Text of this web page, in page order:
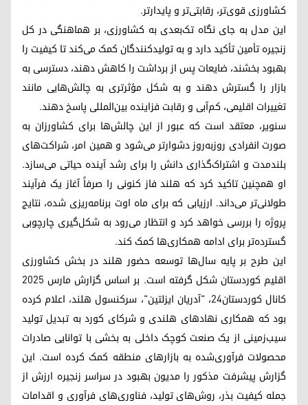
کشاورزی قوی‌تر، رقابتی‌تر و پایدارتر.
این مدل به جای نگاه تک‌بعدی به کشاورزی، بر هماهنگی در کل
زنجیره تأمین تأکید دارد و به تولیدکنندگان کمک می‌کند تا کیفیت را
بهبود بخشند، ضایعات پس از برداشت را کاهش دهند، دسترسی به
بازار را گسترش دهند و به شکل مؤثرتری به چالش‌هایی مانند
تغییرات اقلیمی، کم‌آبی و رقابت فزاینده بین‌المللی پاسخ دهند.
سنویر، معتقد است که عبور از این چالش‌ها برای کشاورزان به
صورت انفرادی روزبه‌روز دشوارتر می‌شود و همین امر، شراکت‌های
بلندمدت و اشتراک‌گذاری دانش را برای رشد آینده حیاتی می‌سازد.
او همچنین تاکید کرد که هلند فاز کنونی را صرفاً آغاز یک فرآیند
طولانی‌تر می‌داند. ارزیابی که برای ماه اوت برنامه‌ریزی شده، نتایج
پروژه را بررسی خواهد کرد و انتظار می‌رود به شکل‌گیری چارچوبی
گسترده‌تر برای ادامه همکاری‌ها کمک کند.
این طرح بر پایه سال‌ها توسعه حضور هلند در بخش کشاورزی
اقلیم کوردستان شکل گرفته است. بر اساس گزارش مارس ۲۰۲۵
کانال کوردستان۲۴، "آدریان ایزلتین"، سرکنسول هلند، اعلام کرده
بود که همکاری نهادهای هلندی و شرکای کورد به تبدیل تولید
سیب‌زمینی از یک صنعت کوچک داخلی به بخشی با توانایی صادرات
محصولات فرآوری‌شده به بازارهای منطقه کمک کرده است. این
گزارش پیشرفت مذکور را مدیون بهبود در سراسر زنجیره ارزش از
جمله کیفیت بذر، روش‌های تولید، فناوری‌های فرآوری و اقدامات